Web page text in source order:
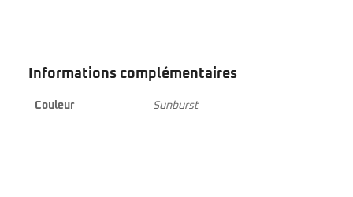
Informations complémentaires
Couleur Sunburst